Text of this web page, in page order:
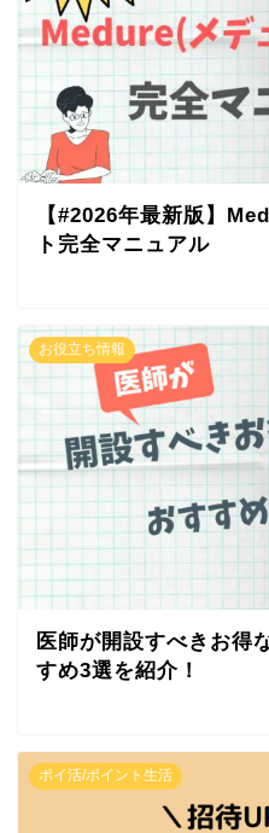
【#2026年最新版】
ト完全マニュアル
お役立ち情報
医師が開設すべきお得
すめ3選を紹介！
ポイ活/ポイント生活